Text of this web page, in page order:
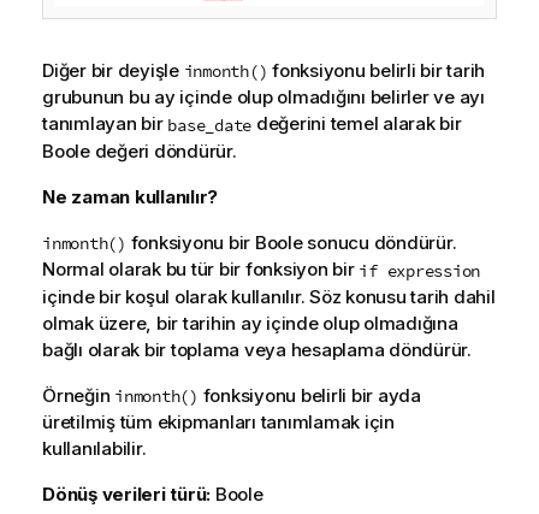
Diğer bir deyişle inmonth() fonksiyonu belirli bir tarih
grubunun bu ay içinde olup olmadığını belirler ve ayı
tanımlayan bir base_date değerini temel alarak bir
Boole değeri döndürür.
Ne zaman kullanılır?
inmonth() fonksiyonu bir Boole sonucu döndürür.
Normal olarak bu tür bir fonksiyon bir if expression
içinde bir koşul olarak kullanılır. Söz konusu tarih dahil
olmak üzere, bir tarihin ay içinde olup olmadığına
bağlı olarak bir toplama veya hesaplama döndürür.
Örneğin inmonth() fonksiyonu belirli bir ayda
üretilmiş tüm ekipmanları tanımlamak için
kullanılabilir.
Dönüş verileri türü: Boole